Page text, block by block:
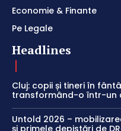
Economie & Finante
Pe Legale
Headlines
Cluj: copii și tineri în
transformând-o într-un
Untold 2026 –